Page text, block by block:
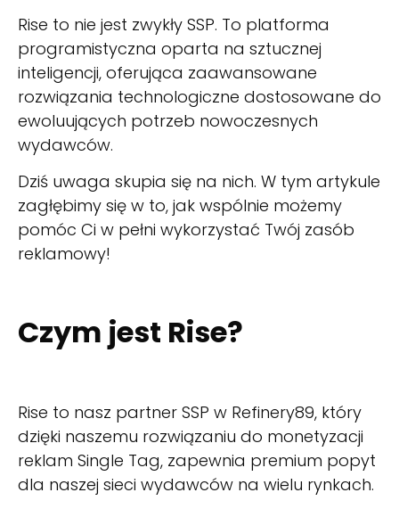
Rise to nie jest zwykły SSP. To platforma
programistyczna oparta na sztucznej
inteligencji, oferująca zaawansowane
rozwiązania technologiczne dostosowane do
ewoluujących potrzeb nowoczesnych
wydawców.
Dziś uwaga skupia się na nich. W tym artykule
zagłębimy się w to, jak wspólnie możemy
pomóc Ci w pełni wykorzystać Twój zasób
reklamowy!
Czym jest Rise?
Rise to nasz partner SSP w Refinery89, który
dzięki naszemu rozwiązaniu do monetyzacji
reklam Single Tag, zapewnia premium popyt
dla naszej sieci wydawców na wielu rynkach.